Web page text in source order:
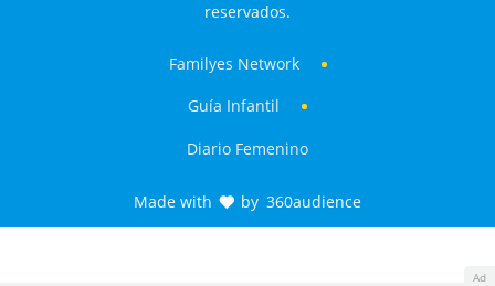
Ad
reservados.
Familyes Network
Guía Infantil
Diario Femenino
Made with by 360audience